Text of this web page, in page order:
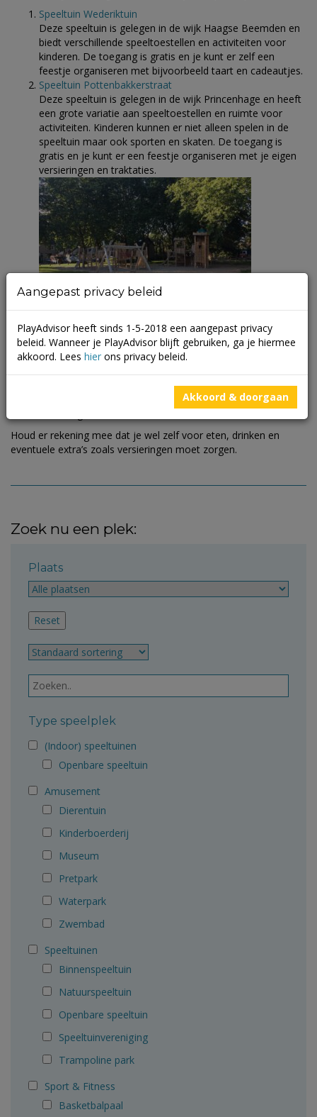
Speeltuin Wederiktuin
Deze speeltuin is gelegen in de wijk Haagse Beemden en
biedt verschillende speeltoestellen en activiteiten voor
kinderen. De toegang is gratis en je kunt er zelf een
feestje organiseren met bijvoorbeeld taart en cadeautjes.
Speeltuin Pottenbakkerstraat
Deze speeltuin is gelegen in de wijk Princenhage en heeft
een grote variatie aan speeltoestellen en ruimte voor
activiteiten. Kinderen kunnen er niet alleen spelen in de
speeltuin maar ook sporten en skaten. De toegang is
gratis en je kunt er een feestje organiseren met je eigen
versieringen en traktaties.
Speeltuin Hyacintplein
Deze speeltuin bevindt zich in het Zandbergkwartier en
heeft diverse speeltoestellen en een zandbak. De toegang
is gratis en je kunt er een leuk feestje vieren voor jonge
kinderen tot circa 6 jaar met je eigen snacks en
Houd er rekening mee dat je wel zelf voor eten, drinken en
eventuele extra’s zoals versieringen moet zorgen.
Zoek nu een plek:
Plaats
Type speelplek
(Indoor) speeltuinen
Openbare speeltuin
Amusement
Dierentuin
Kinderboerderij
Museum
Pretpark
Waterpark
Zwembad
Speeltuinen
Binnenspeeltuin
Natuurspeeltuin
Openbare speeltuin
Speeltuinvereniging
Trampoline park
Sport & Fitness
Basketbalpaal
Aangepast privacy beleid
PlayAdvisor heeft sinds 1-5-2018 een aangepast privacy
beleid. Wanneer je PlayAdvisor blijft gebruiken, ga je hiermee
akkoord. Lees hier ons privacy beleid.
Akkoord & doorgaan